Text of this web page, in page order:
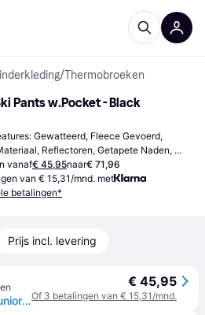
/Thermobroeken
Pants w.Pocket - Black
Gewatteerd, Fleece Gevoerd,
Reflectoren, Getapete Naden,
Bretels, Bionic Finish Eko®,
Zakken, Ademend Materiaal,
Effen kleur
vanaf€ 45,95naar€ 71,96
van € 15,31/mnd. met
betalingen*
Prijs incl. levering
Color Kids Skibroek Junior - zwart - 116
€ 45,95
Of 3 betalingen van € 15,31/mnd.